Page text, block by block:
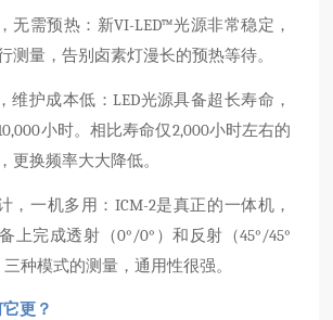
无需预热：新VI-LED™光源非常稳定，
测量，告别卤素灯漫长的预热等待。
维护成本低：LED光源具备超长寿命，
小时。相比寿命仅2,000小时左右的
更换频率大大降低。
，一机多用：ICM-2是真正的一体机，
上完成透射（0°/0°）和反射（45°/45°
三种模式的测量，通用性很强。
更？